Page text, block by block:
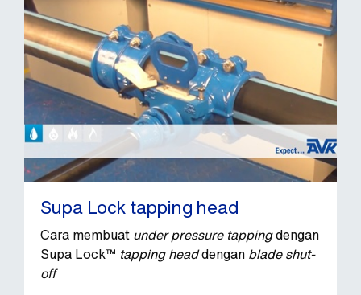
Supa Lock tapping head
Cara membuat under pressure tappingdengan
Supa Lock™ tapping headdengan blade shut-
off